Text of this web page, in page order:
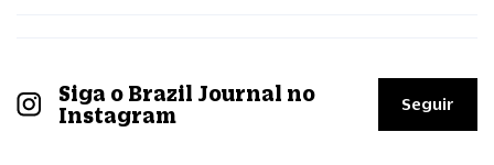
Siga o Brazil Journal no
Instagram
Seguir